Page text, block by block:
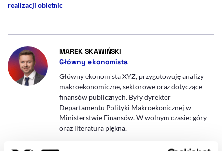
realizacji obietnic
MAREK SKAWIŃSKI
Główny ekonomista
Główny ekonomista XYZ, przygotowuję analizy
makroekonomiczne, sektorowe oraz dotyczące
finansów publicznych. Były dyrektor
Departamentu Polityki Makroekonicznej w
Ministerstwie Finansów. W wolnym czasie: góry
oraz literatura piękna.